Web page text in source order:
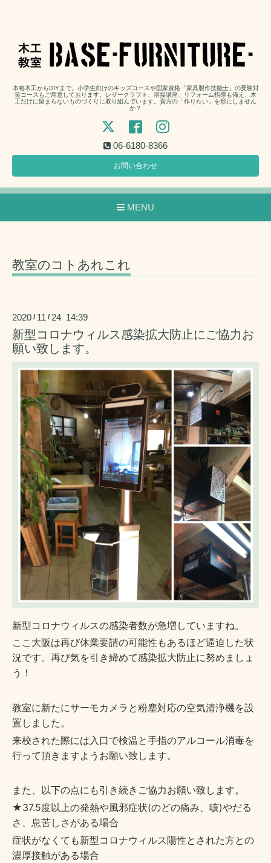
本格木工からDIYまで。小学生向けのキッズコースや国家資格「家具製作技能士」の受験対
策コースもご用意しております。レザークラフト、溶接講座、リフォーム指導も備え、木
工だけに留まらないものづくりに取り組んでいます。貴方の「作りたい」を形にしません
か？
06-6180-8366
お問い合わせ
MENU
教室のコトあれこれ
2020 / 11 / 24 14:39
新型コロナウィルス感染拡大防止にご協力お
願い致します。
新型コロナウィルスの感染者数が急増していますね。
ここ大阪は再び休業要請の可能性もあるほど逼迫した状
況です。再び気を引き締めて感染拡大防止に努めましょ
う！
教室に新たにサーモカメラと粉塵対応の空気清浄機を設
置しました。
来校された際には入口で検温と手指のアルコール消毒を
行って頂きますようお願い致します。
また、以下の点にも引き続きご協力お願い致します。
★37.5度以上の発熱や風邪症状(のどの痛み、咳)やだる
さ、 息苦しさがある場合
症状がなくても新型コロナウィルス陽性とされた方との
濃厚接触がある場合